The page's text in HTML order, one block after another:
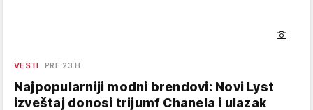
VESTI PRE 23 H
Najpopularniji modni brendovi: Novi Lyst
izveštaj donosi trijumf Chanela i ulazak